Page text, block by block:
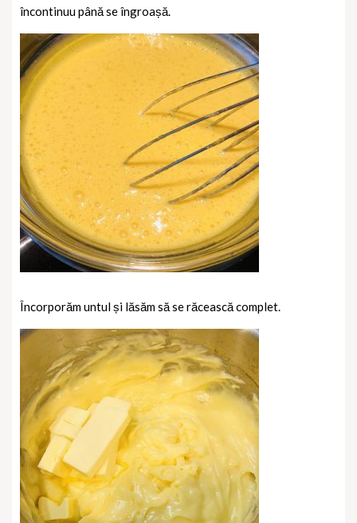
încontinuu până se îngroașă.
Încorporăm untul și lăsăm să se răcească complet.